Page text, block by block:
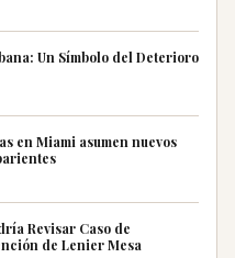
Un Símbolo del Deterioro
en Miami asumen nuevos
Revisar Caso de
de Lenier Mesa